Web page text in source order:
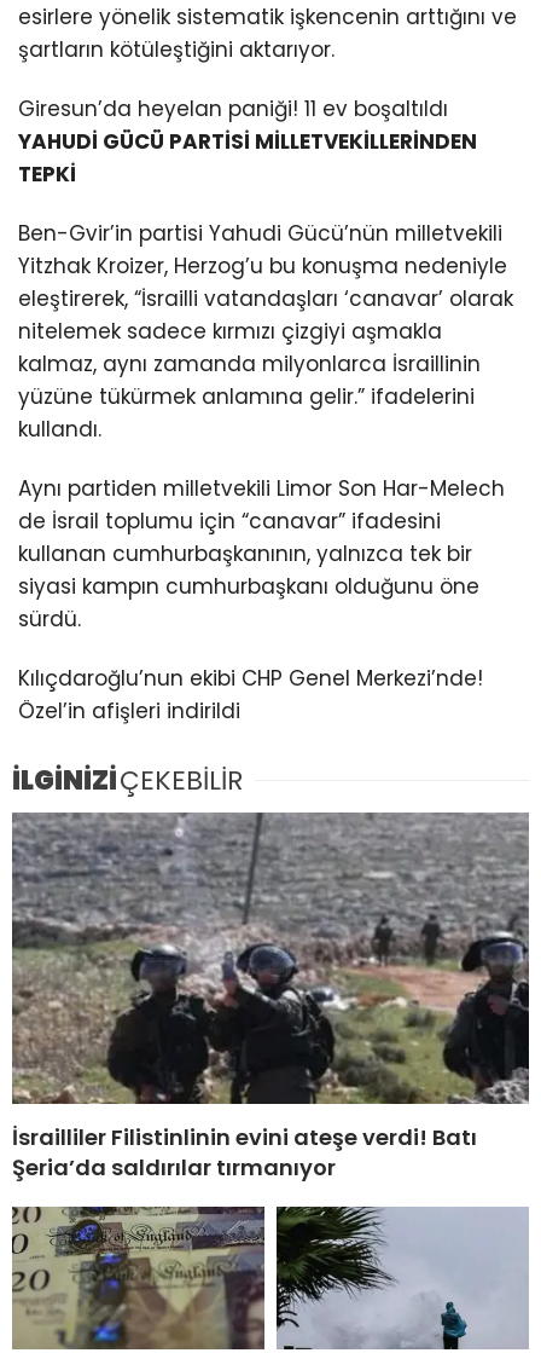
esirlere yönelik sistematik işkencenin arttığını ve
şartların kötüleştiğini aktarıyor.
Giresun’da heyelan paniği! 11 ev boşaltıldı
YAHUDİ GÜCÜ PARTİSİ MİLLETVEKİLLERİNDEN
TEPKİ
Ben-Gvir’in partisi Yahudi Gücü’nün milletvekili
Yitzhak Kroizer, Herzog’u bu konuşma nedeniyle
eleştirerek, “İsrailli vatandaşları ‘canavar’ olarak
nitelemek sadece kırmızı çizgiyi aşmakla
kalmaz, aynı zamanda milyonlarca İsraillinin
yüzüne tükürmek anlamına gelir.” ifadelerini
kullandı.
Aynı partiden milletvekili Limor Son Har-Melech
de İsrail toplumu için “canavar” ifadesini
kullanan cumhurbaşkanının, yalnızca tek bir
siyasi kampın cumhurbaşkanı olduğunu öne
sürdü.
Kılıçdaroğlu’nun ekibi CHP Genel Merkezi’nde!
Özel’in afişleri indirildi
İLGİNİZİÇEKEBİLİR
İsrailliler Filistinlinin evini ateşe verdi! Batı
Şeria’da saldırılar tırmanıyor